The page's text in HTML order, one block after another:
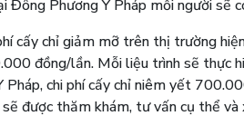
Đông Phương Y Pháp mỗi người sẽ
cấy chỉ giảm mỡ trên thị trường
đồng/lần. Mỗi liệu trình sẽ thực
Pháp, chi phí cấy chỉ niêm yết
sẽ được thăm khám, tư vấn cụ thể